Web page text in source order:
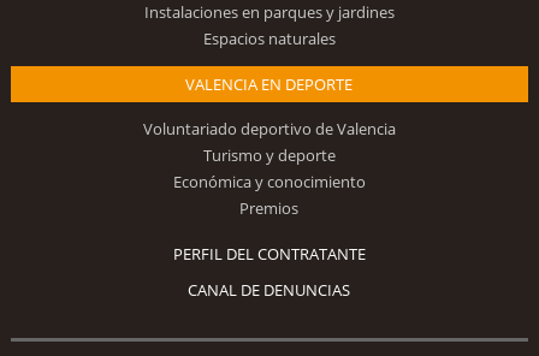
Instalaciones en parques y jardines
Espacios naturales
VALENCIA EN DEPORTE
Voluntariado deportivo de Valencia
Turismo y deporte
Económica y conocimiento
Premios
PERFIL DEL CONTRATANTE
CANAL DE DENUNCIAS